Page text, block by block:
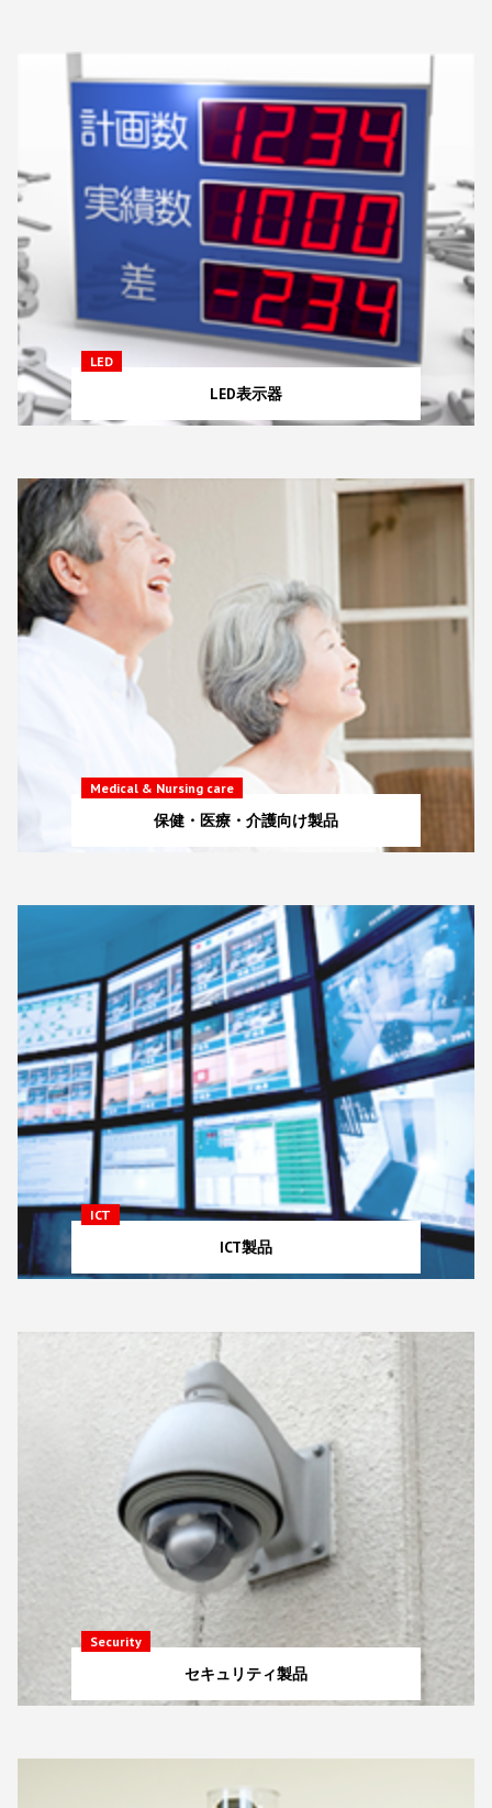
LED
LED表示器
Medical & Nursing care
保健・医療・介護向け製品
ICT
ICT製品
Security
セキュリティ製品